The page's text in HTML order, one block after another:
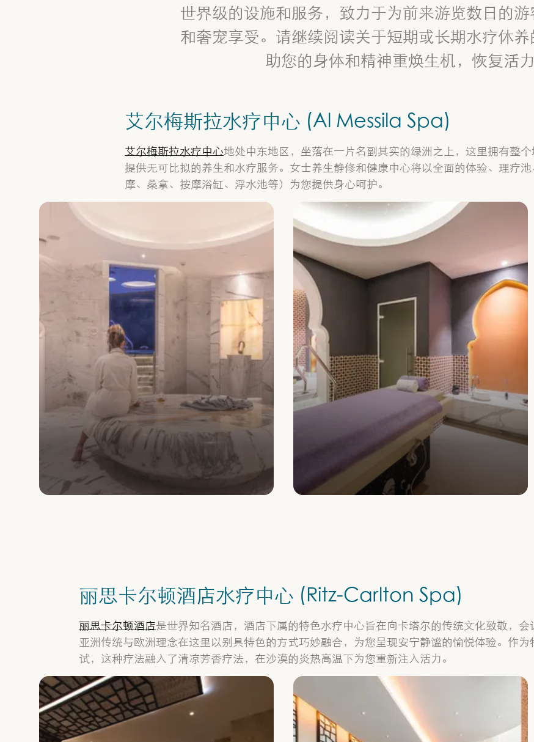
世界级的设施和服务，致力于为前来游览数日的
和奢宠享受。请继续阅读关于短期或长期水疗休
助您的身体和精神重焕生机，恢复活力
艾尔梅斯拉水疗中心 (Al Messila Spa)
艾尔梅斯拉水疗中心地处中东地区，坐落在一片名副其实的绿洲之上，这里拥有整
提供无可比拟的养生和水疗服务。女士养生静修和健康中心将以全面的体验、理疗
摩、桑拿、按摩浴缸、浮水池等）为您提供身心呵护。
丽思卡尔顿酒店水疗中心 (Ritz-Carlton Spa)
丽思卡尔顿酒店是世界知名酒店，酒店下属的特色水疗中心旨在向卡塔尔的传统文化致敬，会
亚洲传统与欧洲理念在这里以别具特色的方式巧妙融合，为您呈现安宁静谧的愉悦体验。
试，这种疗法融入了清凉芳香疗法，在沙漠的炎热高温下为您重新注入活力。